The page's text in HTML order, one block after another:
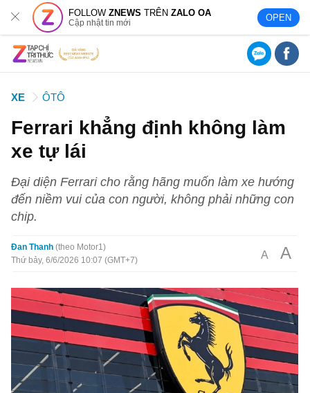
FOLLOWZNEWS TRÊNZALO OA
Cập nhật tin mới OPEN
XE ÔTÔ
Ferrari khẳng định không làm
xe tự lái
Đại diện Ferrari cho rằng hãng muốn làm xe hướng
đến niềm vui của con người, không phải những con
chip.
Đan Thanh theo Motor1
Thứ bảy, 6/6/2026 10:07 (GMT+7)
A A